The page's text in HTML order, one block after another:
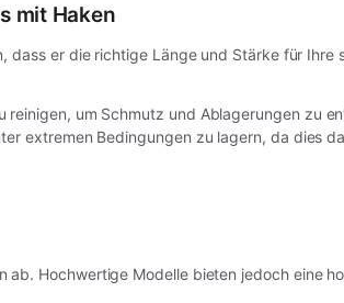
mit Haken
dass er die richtige Länge und Stärke für
um Schmutz und Ablagerungen zu
extremen Bedingungen zu lagern, da dies
Hochwertige Modelle bieten jedoch eine